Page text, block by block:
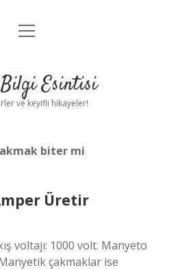
Anasayfa
Uyarı
menüyü
Esintisi
ve keyifli hikayeler!
biter mi
Üretir
voltajı: 1000 volt. Manyeto
çakmaklar ise